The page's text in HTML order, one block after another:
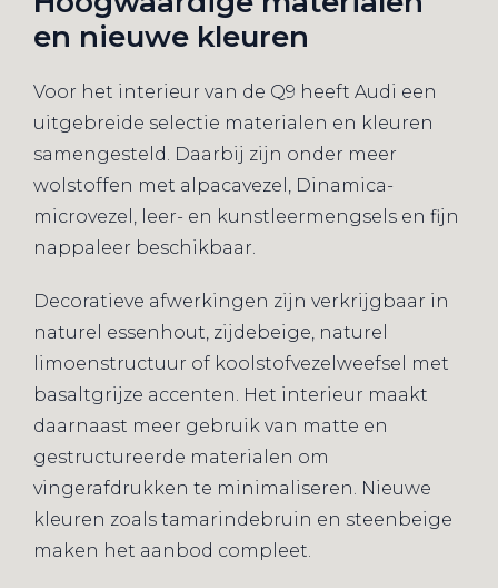
en nieuwe kleuren
Voor het interieur van de Q9 heeft Audi een
uitgebreide selectie materialen en kleuren
samengesteld. Daarbij zijn onder meer
wolstoffen met alpacavezel, Dinamica-
microvezel, leer- en kunstleermengsels en fijn
nappaleer beschikbaar.
Decoratieve afwerkingen zijn verkrijgbaar in
naturel essenhout, zijdebeige, naturel
limoenstructuur of koolstofvezelweefsel met
basaltgrijze accenten. Het interieur maakt
daarnaast meer gebruik van matte en
gestructureerde materialen om
vingerafdrukken te minimaliseren. Nieuwe
kleuren zoals tamarindebruin en steenbeige
maken het aanbod compleet.